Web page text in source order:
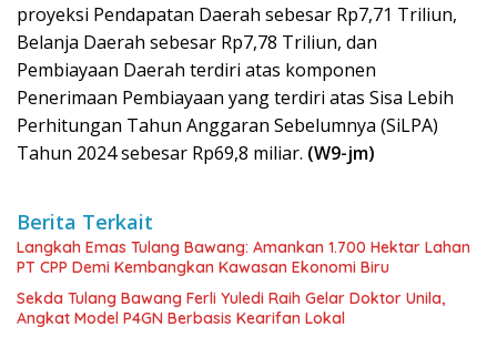
proyeksi Pendapatan Daerah sebesar Rp7,71 Triliun,
Belanja Daerah sebesar Rp7,78 Triliun, dan
Pembiayaan Daerah terdiri atas komponen
Penerimaan Pembiayaan yang terdiri atas Sisa Lebih
Perhitungan Tahun Anggaran Sebelumnya (SiLPA)
Tahun 2024 sebesar Rp69,8 miliar. (W9-jm)
Berita Terkait
Langkah Emas Tulang Bawang: Amankan 1.700 Hektar Lahan
PT CPP Demi Kembangkan Kawasan Ekonomi Biru
Sekda Tulang Bawang Ferli Yuledi Raih Gelar Doktor Unila,
Angkat Model P4GN Berbasis Kearifan Lokal